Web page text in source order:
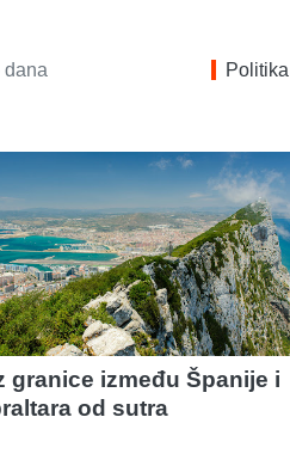
dana Politika
granice između Španije i
od sutra